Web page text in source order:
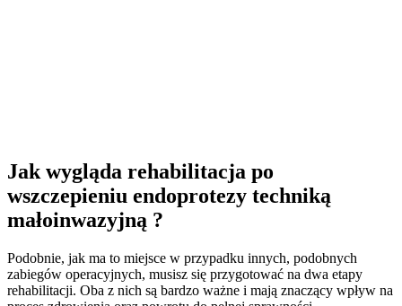
Jak wygląda rehabilitacja po
wszczepieniu endoprotezy techniką
małoinwazyjną ?
Podobnie, jak ma to miejsce w przypadku innych, podobnych
zabiegów operacyjnych, musisz się przygotować na dwa etapy
rehabilitacji. Oba z nich są bardzo ważne i mają znaczący wpływ na